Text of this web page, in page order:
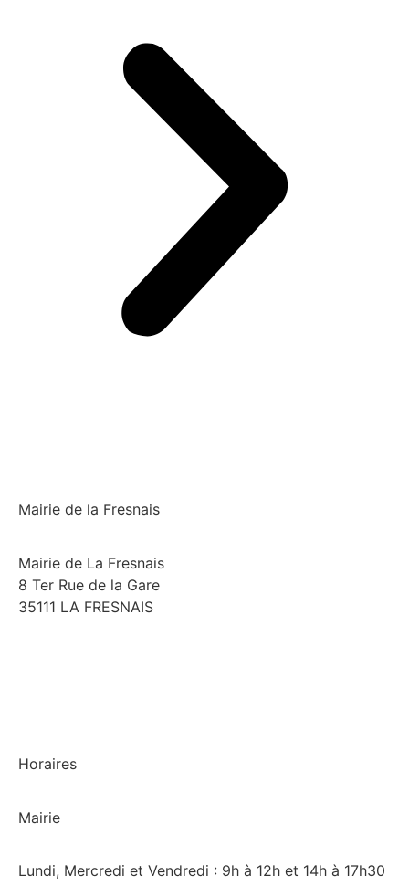
Mairie de la Fresnais
Mairie de La Fresnais
8 Ter Rue de la Gare
35111 LA FRESNAIS
Horaires
Mairie
Lundi, Mercredi et Vendredi : 9h à 12h et 14h à 17h30